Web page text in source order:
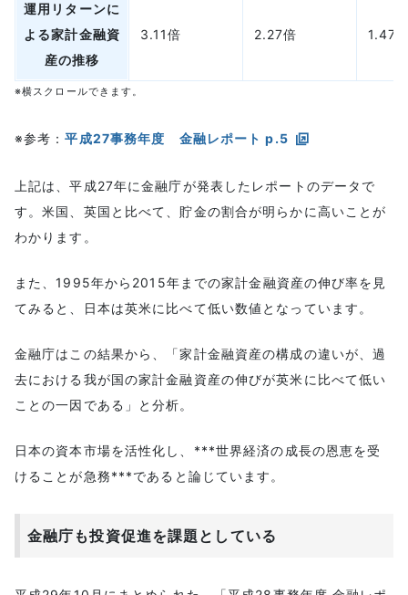
運用リターンに
よる家計金融資
産の推移
3.11倍 2.27倍 1.47
※横スクロールできます。
※参考：平成27事務年度 金融レポート p.5
上記は、平成27年に金融庁が発表したレポートのデータで
す。米国、英国と比べて、貯金の割合が明らかに高いことが
わかります。
また、1995年から2015年までの家計金融資産の伸び率を見
てみると、日本は英米に比べて低い数値となっています。
金融庁はこの結果から、「家計金融資産の構成の違いが、過
去における我が国の家計金融資産の伸びが英米に比べて低い
ことの一因である」と分析。
日本の資本市場を活性化し、***世界経済の成長の恩恵を受
けることが急務***であると論じています。
金融庁も投資促進を課題としている